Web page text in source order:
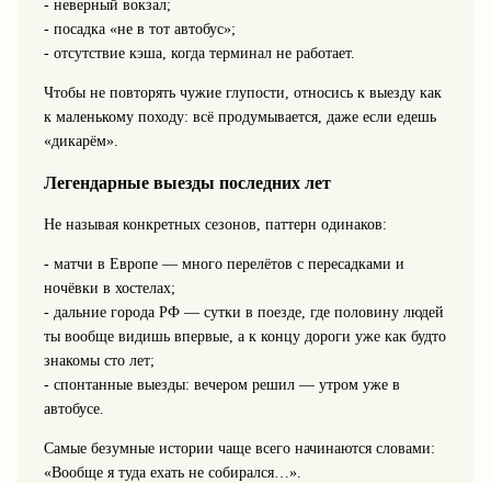
- неверный вокзал;
- посадка «не в тот автобус»;
- отсутствие кэша, когда терминал не работает.
Чтобы не повторять чужие глупости, относись к выезду как
к маленькому походу: всё продумывается, даже если едешь
«дикарём».
Легендарные выезды последних лет
Не называя конкретных сезонов, паттерн одинаков:
- матчи в Европе — много перелётов с пересадками и
ночёвки в хостелах;
- дальние города РФ — сутки в поезде, где половину людей
ты вообще видишь впервые, а к концу дороги уже как будто
знакомы сто лет;
- спонтанные выезды: вечером решил — утром уже в
автобусе.
Самые безумные истории чаще всего начинаются словами:
«Вообще я туда ехать не собирался…».